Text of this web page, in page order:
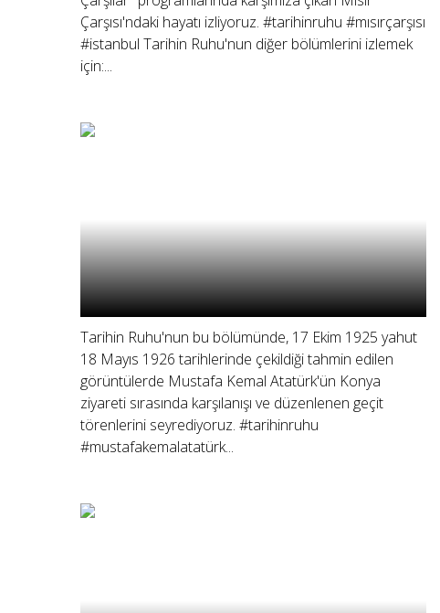
Çarşısı'ndaki hayatı izliyoruz. #tarihinruhu #mısırçarşısı
#istanbul Tarihin Ruhu'nun diğer bölümlerini izlemek
için:...
Tarihin Ruhu'nun bu bölümünde, 17 Ekim 1925 yahut
18 Mayıs 1926 tarihlerinde çekildiği tahmin edilen
görüntülerde Mustafa Kemal Atatürk'ün Konya
ziyareti sırasında karşılanışı ve düzenlenen geçit
törenlerini seyrediyoruz. #tarihinruhu
#mustafakemalatatürk...